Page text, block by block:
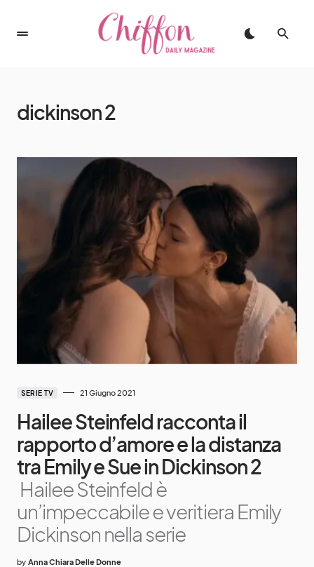
dickinson 2
SERIE TV 21 Giugno 2021
Hailee Steinfeld racconta il
rapporto d’amore e la distanza
tra Emily e Sue in Dickinson 2
Hailee Steinfeld è
un’impeccabile e veritiera Emily
Dickinson nella serie
by Anna Chiara Delle Donne